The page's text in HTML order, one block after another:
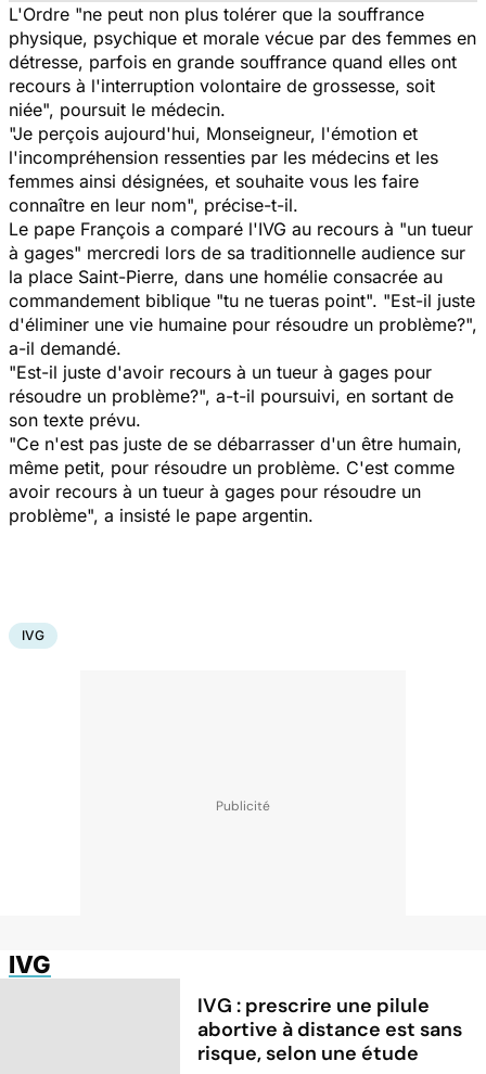
L'Ordre "ne peut non plus tolérer que la souffrance
physique, psychique et morale vécue par des femmes en
détresse, parfois en grande souffrance quand elles ont
recours à l'interruption volontaire de grossesse, soit
niée", poursuit le médecin.
"Je perçois aujourd'hui, Monseigneur, l'émotion et
l'incompréhension ressenties par les médecins et les
femmes ainsi désignées, et souhaite vous les faire
connaître en leur nom", précise-t-il.
Le pape François a comparé l'IVG au recours à "un tueur
à gages" mercredi lors de sa traditionnelle audience sur
la place Saint-Pierre, dans une homélie consacrée au
commandement biblique "tu ne tueras point". "Est-il juste
d'éliminer une vie humaine pour résoudre un problème?",
a-il demandé.
"Est-il juste d'avoir recours à un tueur à gages pour
résoudre un problème?", a-t-il poursuivi, en sortant de
son texte prévu.
"Ce n'est pas juste de se débarrasser d'un être humain,
même petit, pour résoudre un problème. C'est comme
avoir recours à un tueur à gages pour résoudre un
problème", a insisté le pape argentin.
IVG
IVG
IVG : prescrire une pilule
abortive à distance est sans
risque, selon une étude